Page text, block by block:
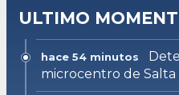
ULTIMO
hace 54 minutos
microcentro de